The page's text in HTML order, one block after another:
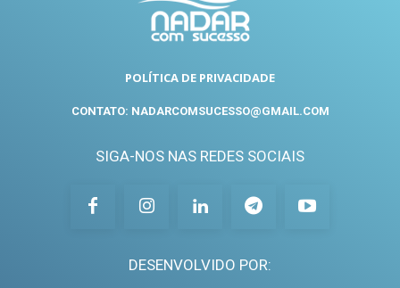
POLÍTICA DE PRIVACIDADE
CONTATO: NADARCOMSUCESSO@GMAIL.COM
SIGA-NOS NAS REDES SOCIAIS
DESENVOLVIDO POR: